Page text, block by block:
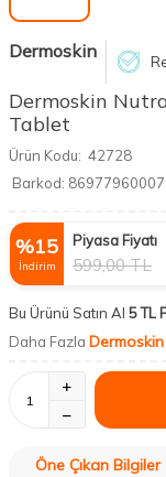
Dermoskin
Dermoskin
Tablet
Ürün Kodu: 42728
Barkod:
%15
İndirim
Piyasa Fiyatı
599,00TL
Bu Ürünü Satın Al 5 TL
Daha Fazla Dermoskin
Öne Çıkan Bilgiler